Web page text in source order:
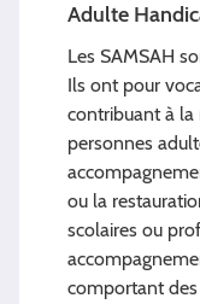
Adulte
Les SAMSAH
Ils ont pour
contribuant à la
personnes
ou la
scolaires ou
comportant